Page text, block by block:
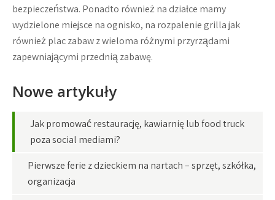
bezpieczeństwa. Ponadto również na działce mamy
wydzielone miejsce na ognisko, na rozpalenie grilla jak
również plac zabaw z wieloma różnymi przyrządami
zapewniającymi przednią zabawę.
Nowe artykuły
Jak promować restaurację, kawiarnię lub food truck
poza social mediami?
Pierwsze ferie z dzieckiem na nartach – sprzęt, szkółka,
organizacja